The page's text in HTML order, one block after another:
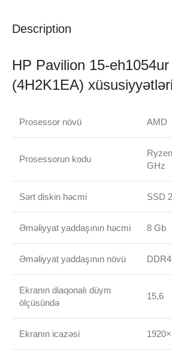
Description
HP Pavilion 15-
(4H2K1EA) xüsusiyyətləri
Prosessor növü AMD
Prosessorun kodu
GHz
Sərt diskin həcmi SSD
Əməliyyat yaddaşının həcmi 8 Gb
Əməliyyat yaddaşının növü DDR4
Ekranın diaqonalı düym
ölçüsündə
15,6
Ekranın icazəsi